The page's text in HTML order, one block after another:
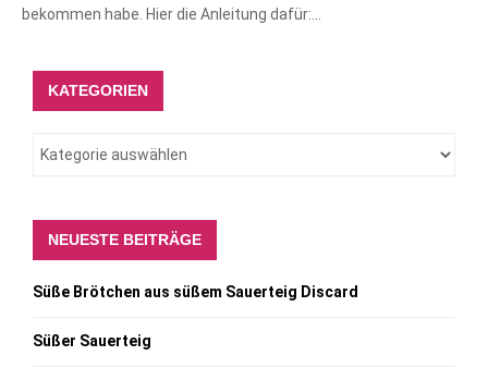
bekommen habe. Hier die Anleitung dafür:...
KATEGORIEN
NEUESTE BEITRÄGE
Süße Brötchen aus süßem Sauerteig Discard
Süßer Sauerteig